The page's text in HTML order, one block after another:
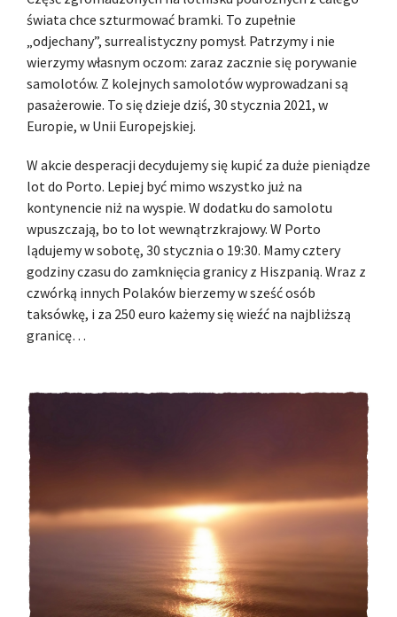
świata chce szturmować bramki. To zupełnie
„odjechany”, surrealistyczny pomysł. Patrzymy i nie
wierzymy własnym oczom: zaraz zacznie się porywanie
samolotów. Z kolejnych samolotów wyprowadzani są
pasażerowie. To się dzieje dziś, 30 stycznia 2021, w
Europie, w Unii Europejskiej.
W akcie desperacji decydujemy się kupić za duże pieniądze
lot do Porto. Lepiej być mimo wszystko już na
kontynencie niż na wyspie. W dodatku do samolotu
wpuszczają, bo to lot wewnątrzkrajowy. W Porto
lądujemy w sobotę, 30 stycznia o 19:30. Mamy cztery
godziny czasu do zamknięcia granicy z Hiszpanią. Wraz z
czwórką innych Polaków bierzemy w sześć osób
taksówkę, i za 250 euro każemy się wieźć na najbliższą
granicę…